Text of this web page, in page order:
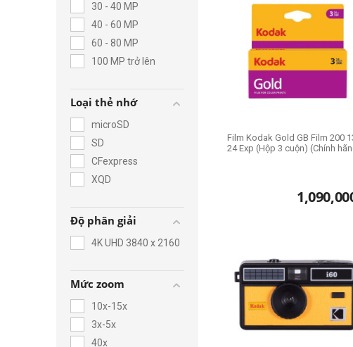
30 - 40 MP
40 - 60 MP
60 - 80 MP
100 MP trở lên
Loại thẻ nhớ
microSD
SD
CFexpress
XQD
Độ phân giải
4K UHD 3840 x 2160
Mức zoom
10x-15x
3x-5x
40x
Film Kodak Gold GB Film 200
24 Exp (Hộp 3 cuộn) (Chính